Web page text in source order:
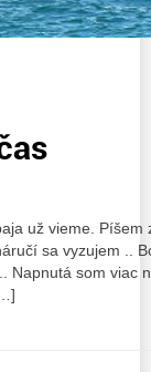
už vieme.
sa vyzujem ..
som viac